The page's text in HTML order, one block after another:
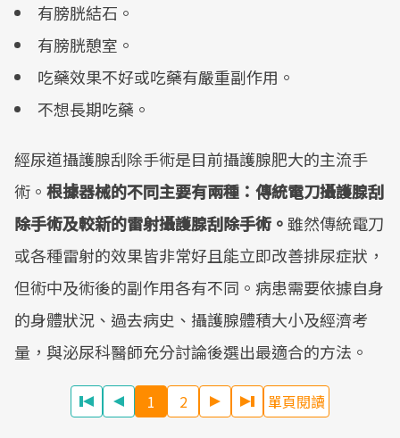
有膀胱結石。
有膀胱憩室。
吃藥效果不好或吃藥有嚴重副作用。
不想長期吃藥。
經尿道攝護腺刮除手術是目前攝護腺肥大的主流手
術。 根據器械的不同主要有兩種：傳統電刀攝護腺刮
除手術及較新的雷射攝護腺刮除手術。 雖然傳統電刀
或各種雷射的效果皆非常好且能立即改善排尿症狀，
但術中及術後的副作用各有不同。病患需要依據自身
的身體狀況、過去病史、攝護腺體積大小及經濟考
量，與泌尿科醫師充分討論後選出最適合的方法。
1 2 單頁閱讀